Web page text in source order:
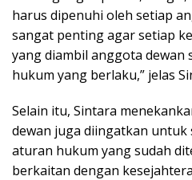
harus dipenuhi oleh setiap
sangat penting agar setiap
yang diambil anggota dewan
hukum yang berlaku,” jelas
Selain itu, Sintara
dewan juga diingatkan untuk
aturan hukum yang sudah
berkaitan dengan